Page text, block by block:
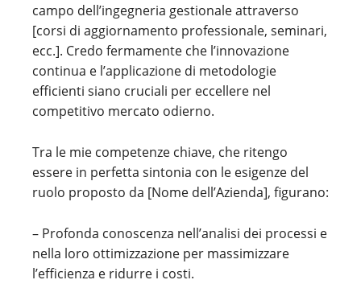
campo dell’ingegneria gestionale attraverso
[corsi di aggiornamento professionale, seminari,
ecc.]. Credo fermamente che l’innovazione
continua e l’applicazione di metodologie
efficienti siano cruciali per eccellere nel
competitivo mercato odierno.
Tra le mie competenze chiave, che ritengo
essere in perfetta sintonia con le esigenze del
ruolo proposto da [Nome dell’Azienda], figurano:
– Profonda conoscenza nell’analisi dei processi e
nella loro ottimizzazione per massimizzare
l’efficienza e ridurre i costi.